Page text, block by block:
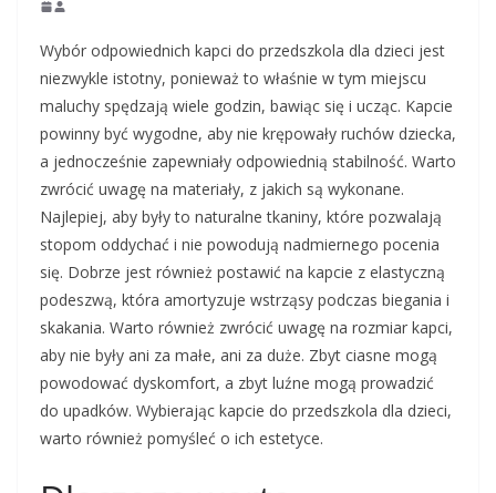
Wybór odpowiednich kapci do przedszkola dla dzieci jest
niezwykle istotny, ponieważ to właśnie w tym miejscu
maluchy spędzają wiele godzin, bawiąc się i ucząc. Kapcie
powinny być wygodne, aby nie krępowały ruchów dziecka,
a jednocześnie zapewniały odpowiednią stabilność. Warto
zwrócić uwagę na materiały, z jakich są wykonane.
Najlepiej, aby były to naturalne tkaniny, które pozwalają
stopom oddychać i nie powodują nadmiernego pocenia
się. Dobrze jest również postawić na kapcie z elastyczną
podeszwą, która amortyzuje wstrząsy podczas biegania i
skakania. Warto również zwrócić uwagę na rozmiar kapci,
aby nie były ani za małe, ani za duże. Zbyt ciasne mogą
powodować dyskomfort, a zbyt luźne mogą prowadzić
do upadków. Wybierając kapcie do przedszkola dla dzieci,
warto również pomyśleć o ich estetyce.